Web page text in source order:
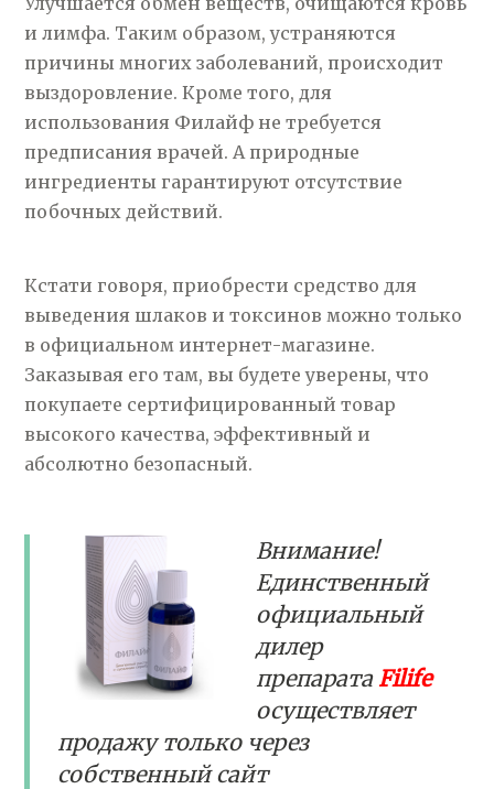
и лимфа. Таким образом, устраняются
причины многих заболеваний, происходит
выздоровление. Кроме того, для
использования Филайф не требуется
предписания врачей. А природные
ингредиенты гарантируют отсутствие
побочных действий.
Кстати говоря, приобрести средство для
выведения шлаков и токсинов можно только
в официальном интернет-магазине.
Заказывая его там, вы будете уверены, что
покупаете сертифицированный товар
высокого качества, эффективный и
абсолютно безопасный.
Внимание!
Единственный
официальный
дилер
препаратаFilife
осуществляет
продажу только через
собственный сайт